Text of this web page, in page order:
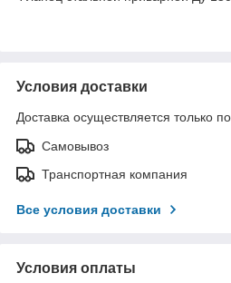
Условия доставки
Доставка осуществляется только
Самовывоз
Транспортная компания
Все условия доставки
Условия оплаты